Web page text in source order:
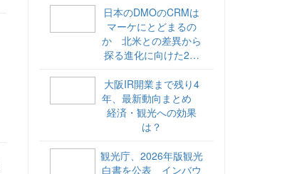
日本のDMOのCRMは
マーケにとどまるの
か 北米との差異から
探る進化に向けた2ス
海外DMOのリアル
vol.6】
大阪IR開業まで残り4
年、最新動向まとめ
経済・観光への効果
は？
観光庁、2026年版観光
白書を公表 インバウ